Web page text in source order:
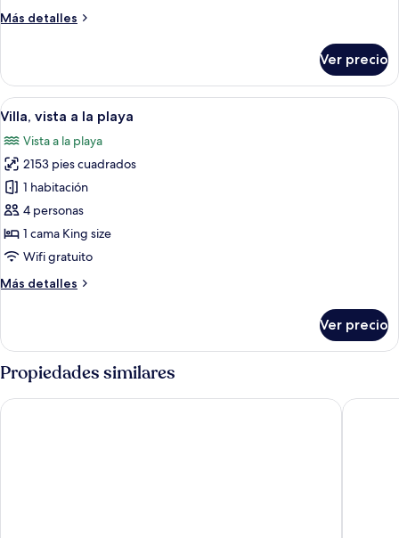
la
Más detalles
Más
Deluxe,
vista
a
playa
Ver precio
Abrir
todas
las
fotos
de
Villa,
vista
a
playa
Zona de piscina con sillones de
6
Villa, vista a la playa
Vista a la playa
2153 pies cuadrados
1 habitación
4 personas
1 cama King size
Wifi gratuito
Más detalles
Más
vista
a
la
playa
Ver precio
Propiedades similares
Niva Kuramathi Maldives